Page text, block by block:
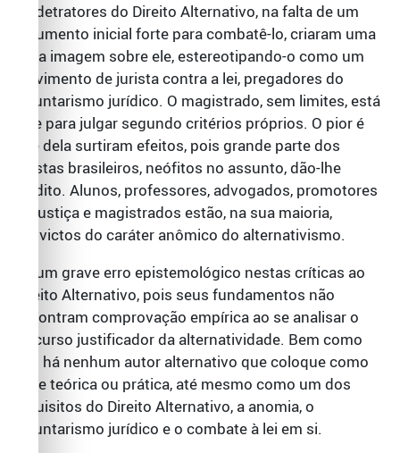
Os detratores do Direito Alternativo, na falta de um
argumento inicial forte para combatê-lo, criaram uma
falsa imagem sobre ele, estereotipando-o como um
movimento de jurista contra a lei, pregadores do
voluntarismo jurídico. O magistrado, sem limites, está
livre para julgar segundo critérios próprios. O pior é
que dela surtiram efeitos, pois grande parte dos
juristas brasileiros, neófitos no assunto, dão-lhe
crédito. Alunos, professores, advogados, promotores
de justiça e magistrados estão, na sua maioria,
convictos do caráter anômico do alternativismo.
Há um grave erro epistemológico nestas críticas ao
Direito Alternativo, pois seus fundamentos não
encontram comprovação empírica ao se analisar o
discurso justificador da alternatividade. Bem como
não há nenhum autor alternativo que coloque como
base teórica ou prática, até mesmo como um dos
requisitos do Direito Alternativo, a anomia, o
voluntarismo jurídico e o combate à lei em si.